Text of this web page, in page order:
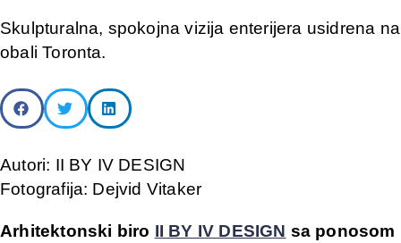
Skulpturalna, spokojna vizija enterijera usidrena na
obali Toronta.
Autori: II BY IV DESIGN
Fotografija: Dejvid Vitaker
Arhitektonski biro II BY IV DESIGN sa ponosom